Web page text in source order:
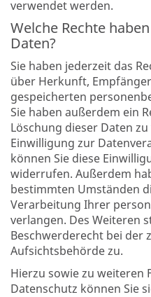
verwendet werden.
Welche Rechte
Daten?
Sie haben jederzeit das
über Herkunft,
gespeicherten
Sie haben außerdem ein
Löschung dieser Daten
Einwilligung zur
können Sie diese
widerrufen. Außerdem
bestimmten Umständen
Verarbeitung Ihrer
verlangen. Des Weiteren
Beschwerderecht bei der
Aufsichtsbehörde zu.
Hierzu sowie zu weiteren
Datenschutz können Sie